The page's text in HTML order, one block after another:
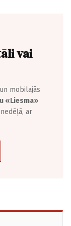
vai
mobilajās
«Liesma»
ar